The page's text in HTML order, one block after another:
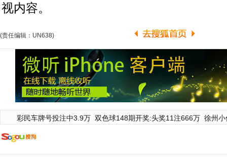
视内容。
(责任编辑：UN638)
彩民车牌号投注中3.9万 双色球148期开奖:头奖11注666万 徐州